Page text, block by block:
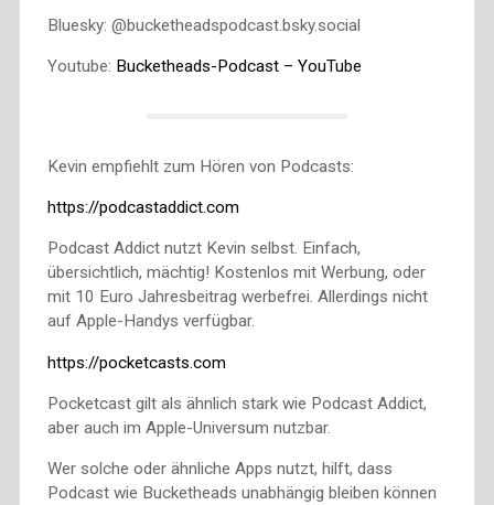
Bluesky: @bucketheadspodcast.bsky.social
Youtube: Bucketheads-Podcast – YouTube
Kevin empfiehlt zum Hören von Podcasts:
https://podcastaddict.com
Podcast Addict nutzt Kevin selbst. Einfach,
übersichtlich, mächtig! Kostenlos mit Werbung, oder
mit 10 Euro Jahresbeitrag werbefrei. Allerdings nicht
auf Apple-Handys verfügbar.
https://pocketcasts.com
Pocketcast gilt als ähnlich stark wie Podcast Addict,
aber auch im Apple-Universum nutzbar.
Wer solche oder ähnliche Apps nutzt, hilft, dass
Podcast wie Bucketheads unabhängig bleiben können